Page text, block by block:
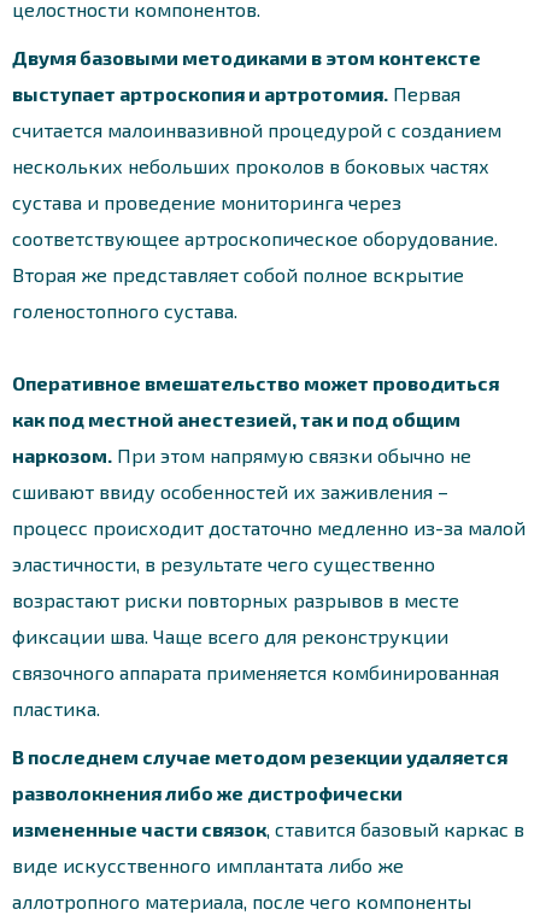
целостности компонентов.
Двумя базовыми методиками в этом контексте
выступает артроскопия и артротомия. Первая
считается малоинвазивной процедурой с созданием
нескольких небольших проколов в боковых частях
сустава и проведение мониторинга через
соответствующее артроскопическое оборудование.
Вторая же представляет собой полное вскрытие
голеностопного сустава.
Оперативное вмешательство может проводиться
как под местной анестезией, так и под общим
наркозом. При этом напрямую связки обычно не
сшивают ввиду особенностей их заживления –
процесс происходит достаточно медленно из-за малой
эластичности, в результате чего существенно
возрастают риски повторных разрывов в месте
фиксации шва. Чаще всего для реконструкции
связочного аппарата применяется комбинированная
пластика.
В последнем случае методом резекции удаляется
разволокнения либо же дистрофически
измененные части связок , ставится базовый каркас в
виде искусственного имплантата либо же
аллотропного материала, после чего компоненты